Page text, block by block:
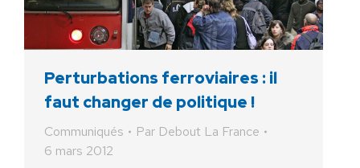
Perturbations ferroviaires : il
faut changer de politique !
Communiqués Par Debout La France
6 mars 2012